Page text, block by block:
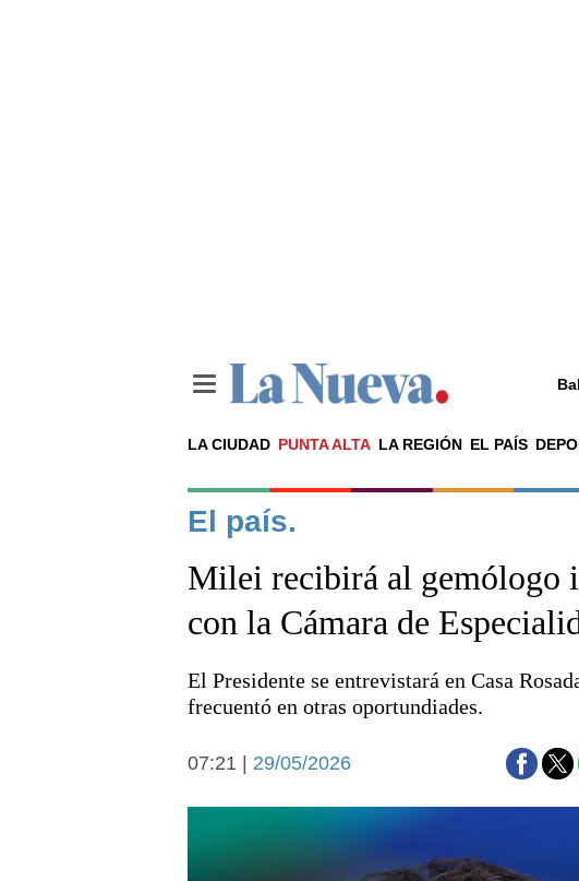
LA CIUDAD PUNTA ALTA LA REGIÓN EL PAÍS
Noticias
La ciudad
El país
Seguridad
Deportes
Escenario
Básquetbol
Fútbol
Federal A
Cines
El país.
Milei recibirá al gemólogo
con la Cámara de
El Presidente se entrevistará en Casa
frecuentó en otras oportundiades.
07:21 | 29/05/2026